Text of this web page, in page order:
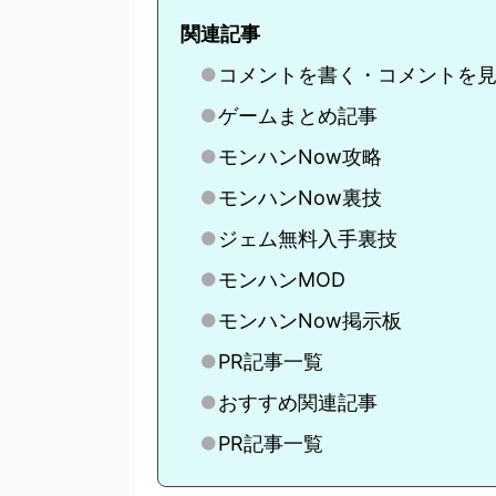
関連記事
コメントを書く・コメントを
ゲームまとめ記事
モンハンNow攻略
モンハンNow裏技
ジェム無料入手裏技
モンハンMOD
モンハンNow掲示板
PR記事一覧
おすすめ関連記事
PR記事一覧